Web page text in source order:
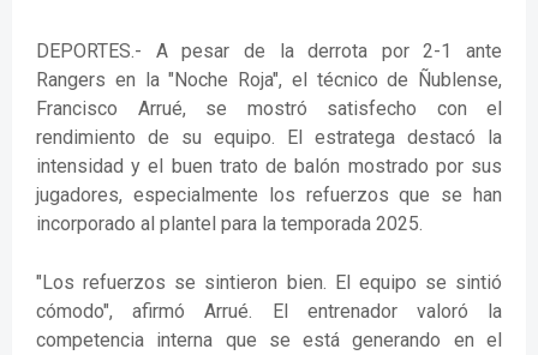
DEPORTES.- A pesar de la derrota por 2-1 ante
Rangers en la "Noche Roja", el técnico de Ñublense,
Francisco Arrué, se mostró satisfecho con el
rendimiento de su equipo. El estratega destacó la
intensidad y el buen trato de balón mostrado por sus
jugadores, especialmente los refuerzos que se han
incorporado al plantel para la temporada 2025.
"Los refuerzos se sintieron bien. El equipo se sintió
cómodo", afirmó Arrué. El entrenador valoró la
competencia interna que se está generando en el